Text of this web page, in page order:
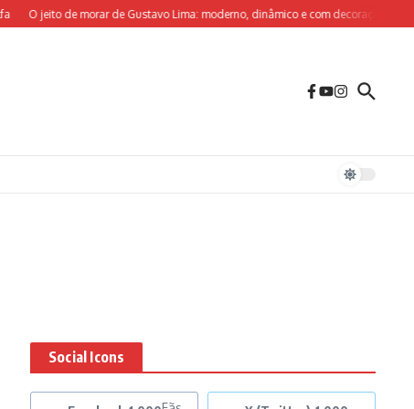
O jeito de morar de Gustavo Lima: moderno, dinâmico e com decoração sob
Social Icons